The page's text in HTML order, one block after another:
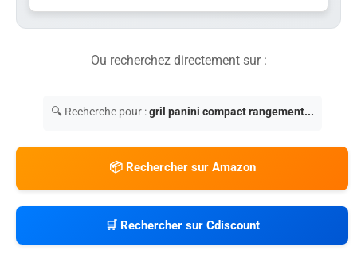
Ou recherchez directement sur :
🔍 Recherche pour :gril panini compact rangement...
📦 Rechercher sur Amazon
🛒 Rechercher sur Cdiscount